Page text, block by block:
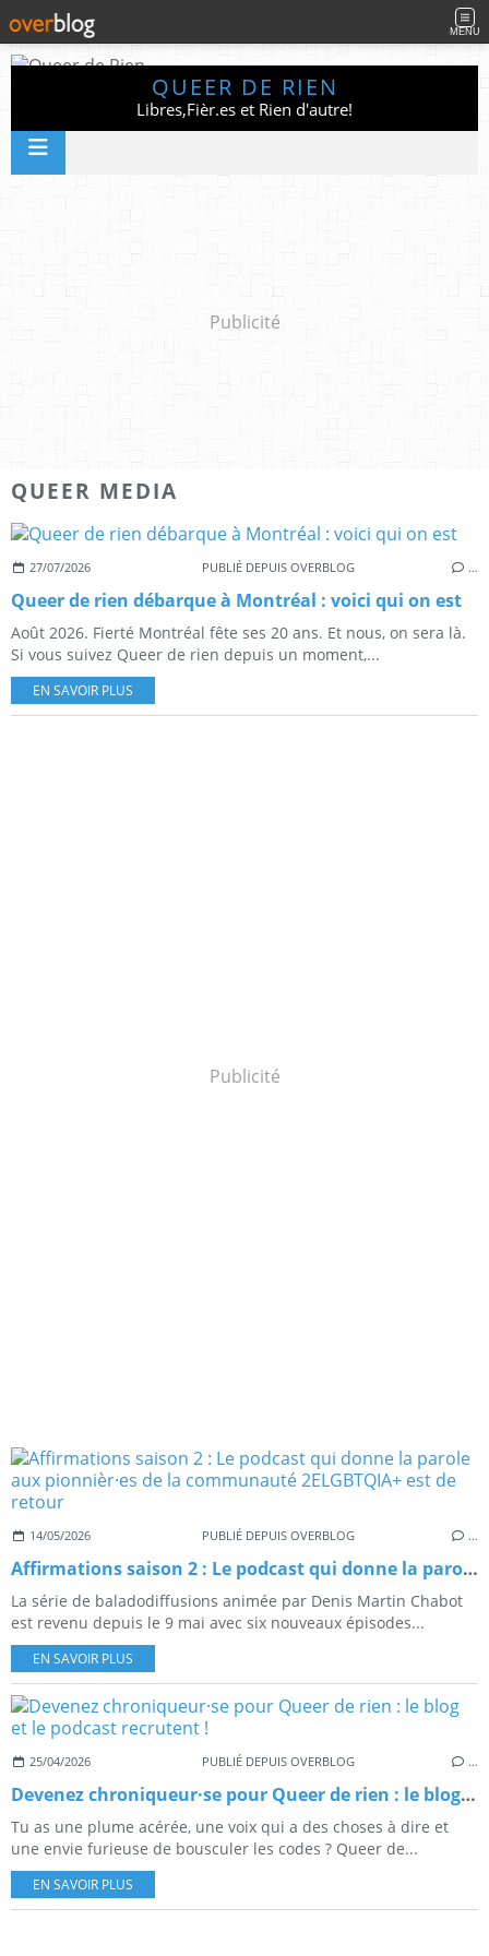
MENU
QUEER DE RIEN
Libres,Fièr.es et Rien d'autre!
Publicité
QUEER MEDIA
27/07/2026 PUBLIÉ DEPUIS OVERBLOG …
Queer de rien débarque à Montréal : voici qui on est
Août 2026. Fierté Montréal fête ses 20 ans. Et nous, on sera là.
Si vous suivez Queer de rien depuis un moment,...
EN SAVOIR PLUS
Publicité
14/05/2026 PUBLIÉ DEPUIS OVERBLOG …
Affirmations saison 2 : Le podcast qui donne la parole aux pionnièr·es de la communauté 2ELGBTQIA+ est de retour
La série de baladodiffusions animée par Denis Martin Chabot
est revenu depuis le 9 mai avec six nouveaux épisodes...
EN SAVOIR PLUS
25/04/2026 PUBLIÉ DEPUIS OVERBLOG …
Devenez chroniqueur·se pour Queer de rien : le blog et le podcast recrutent !
Tu as une plume acérée, une voix qui a des choses à dire et
une envie furieuse de bousculer les codes ? Queer de...
EN SAVOIR PLUS